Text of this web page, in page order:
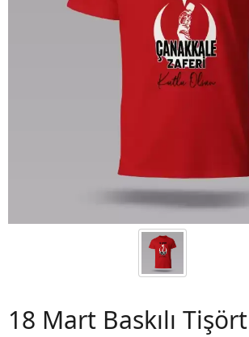
18 Mart Baskılı